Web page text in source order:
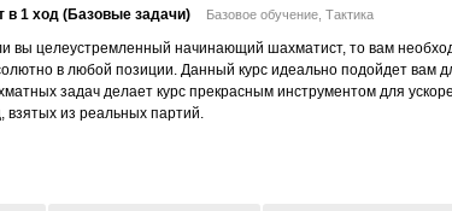
в 1 ход (Базовые задачи) Базовое обучение, Тактика
вы целеустремленный начинающий шахматист, то вам
в любой позиции. Данный курс идеально подойдет вам
задач делает курс прекрасным инструментом для
взятых из реальных партий.